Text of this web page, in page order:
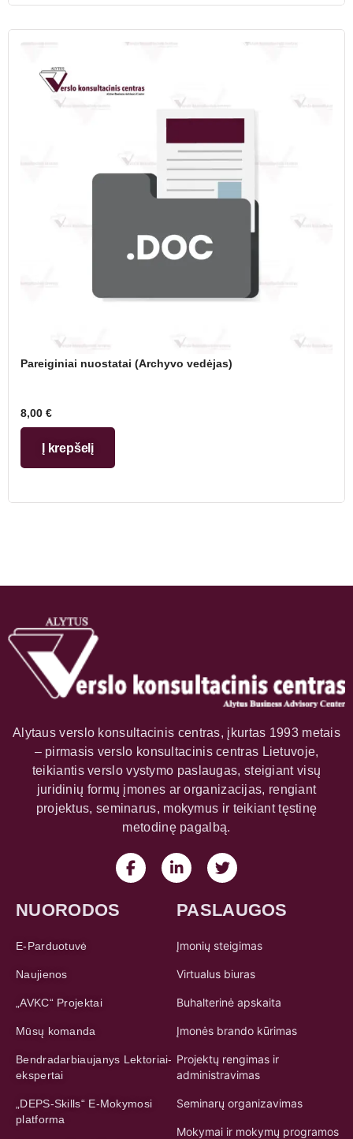
Pareiginiai nuostatai (Archyvo vedėjas)
8,00 €
Į krepšelį
Alytaus verslo konsultacinis centras, įkurtas 1993 metais
– pirmasis verslo konsultacinis centras Lietuvoje,
teikiantis verslo vystymo paslaugas, steigiant visų
juridinių formų įmones ar organizacijas, rengiant
projektus, seminarus, mokymus ir teikiant tęstinę
metodinę pagalbą.
NUORODOS
E-Parduotuvė
Naujienos
„AVKC“ Projektai
Mūsų komanda
Bendradarbiaujanys Lektoriai-
ekspertai
„DEPS-Skills“ E-Mokymosi
platforma
PASLAUGOS
Įmonių steigimas
Virtualus biuras
Buhalterinė apskaita
Įmonės brando kūrimas
Projektų rengimas ir
administravimas
Seminarų organizavimas
Mokymai ir mokymų programos